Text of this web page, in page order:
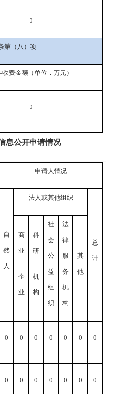
0
第（八）项
收费金额（单位：万元）
0
息公开申请情况
申请人情况
自
然
人
法人或其他组织
总
计
商
业
企
业
科
研
机
构
社
会
公
益
组
织
法
律
服
务
机
构
其
他
0 0 0 0 0 0 0
0 0 0 0 0 0 0